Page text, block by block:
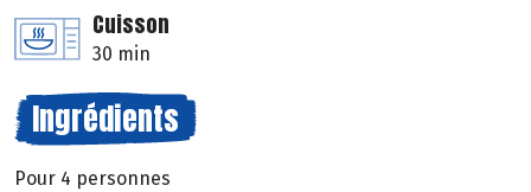
Cuisson
30 min
Ingrédients
Pour 4 personnes